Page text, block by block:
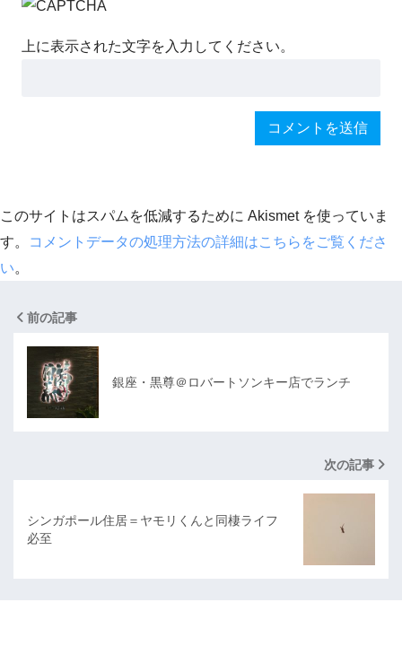
上に表示された文字を入力してください。
このサイトはスパムを低減するために Akismet を使っていま
す。
コメントデータの処理方法の詳細はこちらをご覧くださ
い。
前の記事
銀座・黒尊＠ロバートソンキー店でランチ
次の記事
シンガポール住居＝ヤモリくんと同棲ライフ
必至